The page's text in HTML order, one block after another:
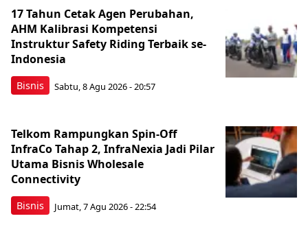
Bisnis
17 Tahun Cetak Agen Perubahan,
AHM Kalibrasi Kompetensi
Instruktur Safety Riding Terbaik se-
Indonesia
Sabtu, 8 Agu 2026 - 20:57
Bisnis
Telkom Rampungkan Spin-Off
InfraCo Tahap 2, InfraNexia Jadi Pilar
Utama Bisnis Wholesale
Connectivity
Jumat, 7 Agu 2026 - 22:54